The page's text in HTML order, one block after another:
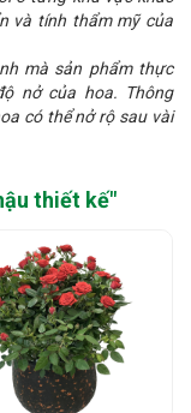
và tính thẩm mỹ của
mà sản phẩm thực
nở của hoa. Thông
có thể nở rộ sau vài
thiết kế"